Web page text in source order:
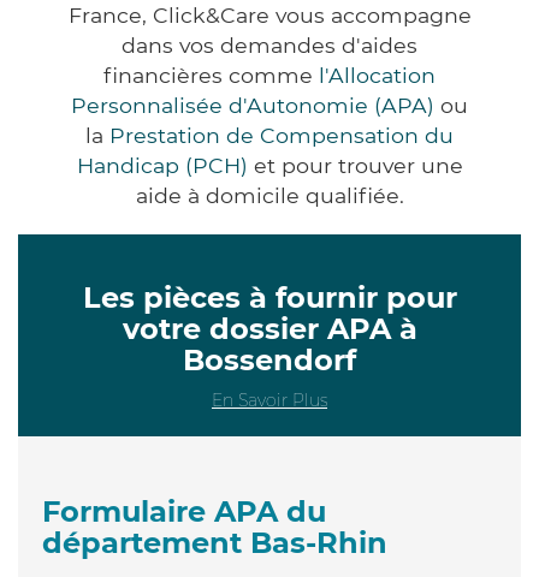
France, Click&Care vous accompagne
dans vos demandes d'aides
financières comme l'Allocation
Personnalisée d'Autonomie (APA) ou
la Prestation de Compensation du
Handicap (PCH) et pour trouver une
aide à domicile qualifiée.
Les pièces à fournir pour
votre dossier APA à
Bossendorf
En Savoir Plus
Formulaire APA du
département Bas-Rhin